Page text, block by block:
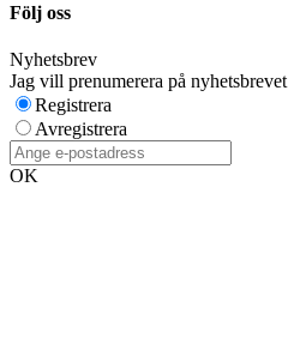
Följ oss
Nyhetsbrev
Jag vill prenumerera på nyhetsbrevet
Registrera
Avregistrera
OK